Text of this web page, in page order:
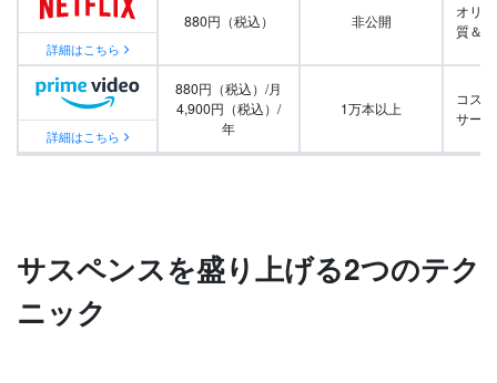
詳細はこちら
880円（税込） 非公開
オリ
質＆
詳細はこちら
880円（税込）/月
4,900円（税込）/
年
1万本以上
コス
サー
サスペンスを盛り上げる2つのテク
ニック